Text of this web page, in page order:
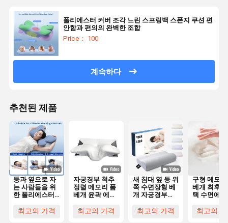
폴리에스터 커버 조각 느린 스프링백 스폰지 쿠션 편
안함과 편의의 완벽한 조합
Price： 100
계속하다
추천된 제품
등과 옆으로 자
는 사람들을 위
한 폴리에스터
곽 메모리폼 베
최고의 가격
자궁경부 척추
정렬 메모리 폼
베개 윤곽 에르
양최고의 가격
새 침대 옆 등 위
쪽 수면장형 베
개 자궁경부
일 인체공학
최고의 가격
구형 메모리
베개 최후의
택 수면에
목과 머리
최고의